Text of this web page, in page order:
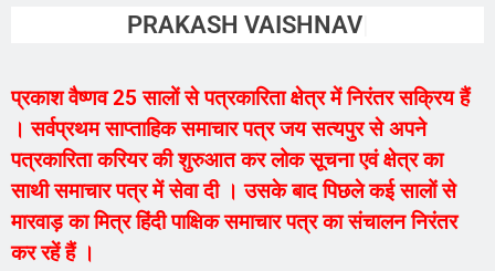
PRAKASH VAISHNAV
प्रकाश वैष्णव 25 सालों से पत्रकारिता क्षेत्र में निरंतर सक्रिय हैं
। सर्वप्रथम साप्ताहिक समाचार पत्र जय सत्यपुर से अपने
पत्रकारिता करियर की शुरुआत कर लोक सूचना एवं क्षेत्र का
साथी समाचार पत्र में सेवा दी । उसके बाद पिछले कई सालों से
मारवाड़ का मित्र हिंदी पाक्षिक समाचार पत्र का संचालन निरंतर
कर रहें हैं ।